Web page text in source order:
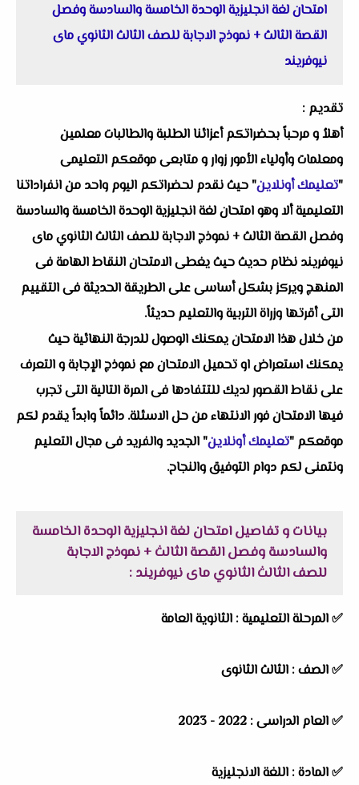
امتحان لغة انجليزية الوحدة الخامسة والسادسة وفصل
القصة الثالث + نموذج الاجابة للصف الثالث الثانوي ماى
نيوفريند
تقديم :
أهلاُ و مرحباً بحضراتكم أعزائنا الطلبة والطالبات معلمين
ومعلمات وأولياء الأمور زوار و متابعى موقعكم التعليمى
"تعليمك أونلاين" حيث نقدم لحضراتكم اليوم واحد من انفراداتنا
التعليمية ألا وهو امتحان لغة انجليزية الوحدة الخامسة والسادسة
وفصل القصة الثالث + نموذج الاجابة للصف الثالث الثانوي ماى
نيوفريند نظام حديث حيث يغطى الامتحان النقاط الهامة فى
المنهج ويركز بشكل أساسى على الطريقة الحديثة فى التقييم
التى أقرتها وزراة التربية والتعليم حديثاً.
من خلال هذا الامتحان يمكنك الوصول للدرجة النهائية حيث
يمكنك استعراض او تحميل الامتحان مع نموذج الإجابة و التعرف
على نقاط القصور لديك للتتفادها فى المرة التالية التى تجرب
فيها الامتحان فور الانتهاء من حل الاسئلة. دائماً وابداً يقدم لكم
موقعكم "تعليمك أونلاين" الجديد والفريد فى مجال التعليم
ونتمنى لكم دوام التوفيق والنجاح.
بيانات و تفاصيل امتحان لغة انجليزية الوحدة الخامسة
والسادسة وفصل القصة الثالث + نموذج الاجابة
للصف الثالث الثانوي ماى نيوفريند :
✅ المرحلة التعليمية : الثانوية العامة
✅ الصف : الثالث الثانوى
✅ العام الدراسى : 2022 - 2023
✅ المادة : اللغة الانجليزية